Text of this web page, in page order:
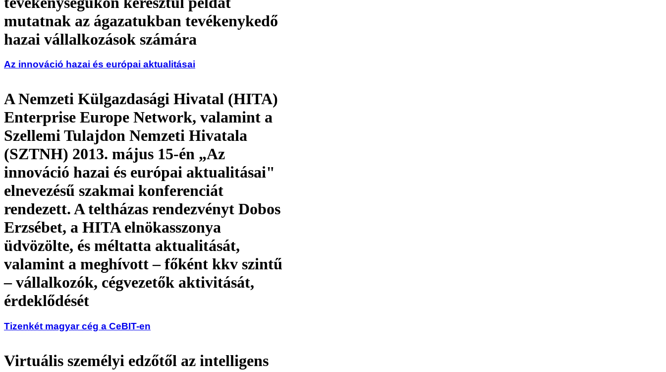
mutatnak az ágazatukban tevékenykedő
hazai vállalkozások számára
Az innováció hazai és európai aktualitásai
A Nemzeti Külgazdasági Hivatal (HITA)
Enterprise Europe Network, valamint a
Szellemi Tulajdon Nemzeti Hivatala
(SZTNH) 2013. május 15-én „Az
innováció hazai és európai aktualitásai"
elnevezésű szakmai konferenciát
rendezett. A teltházas rendezvényt Dobos
Erzsébet, a HITA elnökasszonya
üdvözölte, és méltatta aktualitását,
valamint a meghívott – főként kkv szintű
– vállalkozók, cégvezetők aktivitását,
érdeklődését
Tizenkét magyar cég a CeBIT-en
Virtuális személyi edzőtől az intelligens